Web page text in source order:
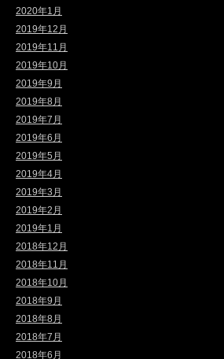
2020年1月
2019年12月
2019年11月
2019年10月
2019年9月
2019年8月
2019年7月
2019年6月
2019年5月
2019年4月
2019年3月
2019年2月
2019年1月
2018年12月
2018年11月
2018年10月
2018年9月
2018年8月
2018年7月
2018年6月